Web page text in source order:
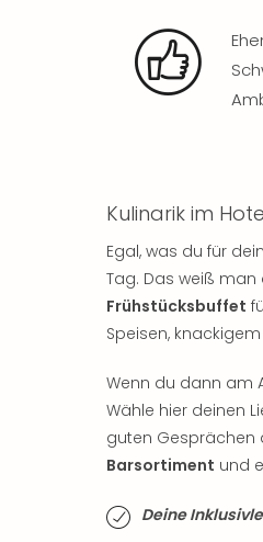
Kulinarik im
Egal, was du für
Tag. Das weiß man
Frühstücksbuffet
Speisen,
Wenn du dann am
Wähle hier deinen
guten Gesprächen
Barsortiment und
Deine